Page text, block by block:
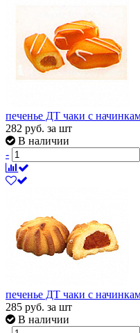
печенье ДТ чаки с
282 руб. за шт
В наличии
-
печенье ДТ чаки с
285 руб. за шт
В наличии